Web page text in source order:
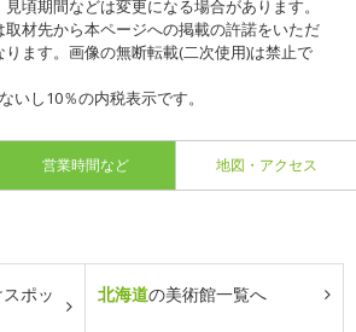
頃期間などは変更になる場合があります。
材先から本ページへの掲載の許諾をいただ
ます。画像の無断転載(二次使用)は禁止で
し10％の内税表示です。
営業時間など 地図・アクセス
ポッ
北海道の美術館一覧へ